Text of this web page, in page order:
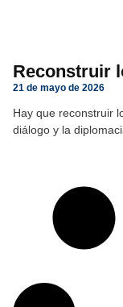
Reconstruir
21 de mayo de 2026
Hay que reconstruir
diálogo y la